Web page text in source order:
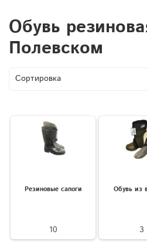
Обувь
Полевском
Резиновые сапоги
10
Обувь из
3